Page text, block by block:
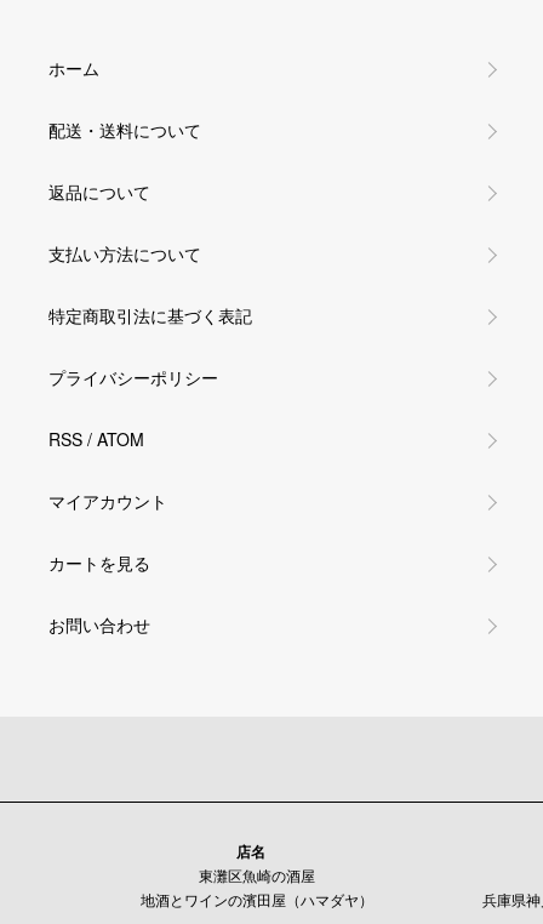
ホーム
配送・送料について
返品について
支払い方法について
特定商取引法に基づく表記
プライバシーポリシー
RSS / ATOM
マイアカウント
カートを見る
お問い合わせ
店名
東灘区魚崎の酒屋
地酒とワインの濱田屋（ハマダヤ）
兵庫県